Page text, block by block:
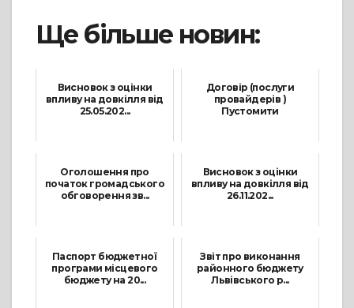
Ще більше новин:
Висновок з оцінки
впливу на довкілля від
25.05.202...
Договір (послуги
провайдерів )
Пустомити
Оголошення про
початок громадського
обговорення зв...
Висновок з оцінки
впливу на довкілля від
26.11.202...
Паспорт бюджетної
програми місцевого
бюджету на 20...
Звіт про виконання
районного бюджету
Львівського р...